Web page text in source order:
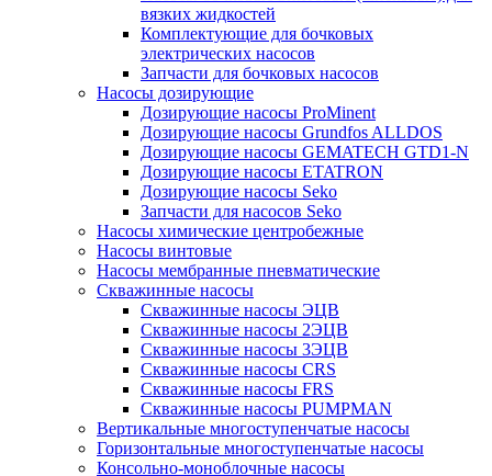
вязких жидкостей
Комплектующие для бочковых
электрических насосов
Запчасти для бочковых насосов
Насосы дозирующие
Дозирующие насосы ProMinent
Дозирующие насосы Grundfos ALLDOS
Дозирующие насосы GEMATECH GTD1-N
Дозирующие насосы ETATRON
Дозирующие насосы Seko
Запчасти для насосов Seko
Насосы химические центробежные
Насосы винтовые
Насосы мембранные пневматические
Скважинные насосы
Скважинные насосы ЭЦВ
Скважинные насосы 2ЭЦВ
Скважинные насосы 3ЭЦВ
Скважинные насосы CRS
Скважинные насосы FRS
Скважинные насосы PUMPMAN
Вертикальные многоступенчатые насосы
Горизонтальные многоступенчатые насосы
Консольно-моноблочные насосы